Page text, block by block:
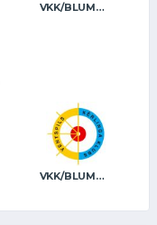
VKK/BLUMBERGA-BĒRZIŅA
VKK/BLUMBERGA-BĒRZIŅA